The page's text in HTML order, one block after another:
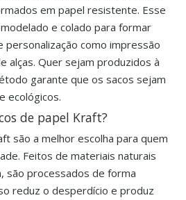
em papel resistente. Esse
e colado para formar
personalização como impressão
alças. Quer sejam produzidos à
garante que os sacos sejam
ecológicos.
de papel Kraft?
são a melhor escolha para quem
Feitos de materiais naturais
são processados ​​de forma
reduz o desperdício e produz